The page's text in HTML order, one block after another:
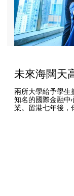
未來海闊天
兩所大學給予學生
知名的國際金融中
業。留港七年後，